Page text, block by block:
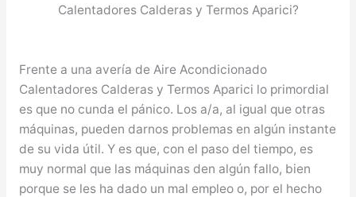
Calentadores Calderas y Termos Aparici?
Frente a una avería de Aire Acondicionado
Calentadores Calderas y Termos Aparici lo primordial
es que no cunda el pánico. Los a/a, al igual que otras
máquinas, pueden darnos problemas en algún instante
de su vida útil. Y es que, con el paso del tiempo, es
muy normal que las máquinas den algún fallo, bien
porque se les ha dado un mal empleo o, por el hecho